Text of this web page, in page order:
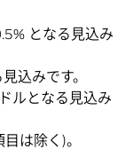
となる見込み
込みです。
ルとなる見込み
は除く)。